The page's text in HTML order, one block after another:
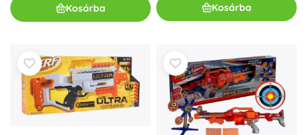
Kosárba Kosárba